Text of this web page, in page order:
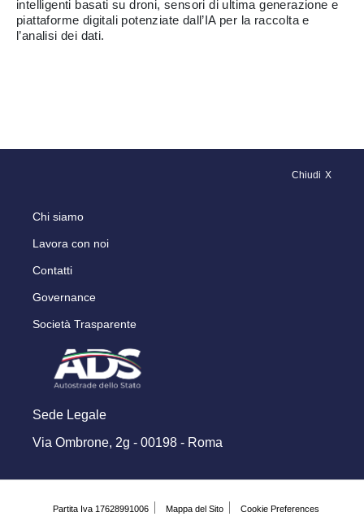
intelligenti basati su droni, sensori di ultima generazione e
piattaforme digitali potenziate dall’IA per la raccolta e
l’analisi dei dati.
Chiudi
Chi siamo
Lavora con noi
Contatti
Governance
Società Trasparente
Sede Legale
Via Ombrone, 2g - 00198 - Roma
Partita Iva 17628991006 Mappa del Sito Cookie Preferences